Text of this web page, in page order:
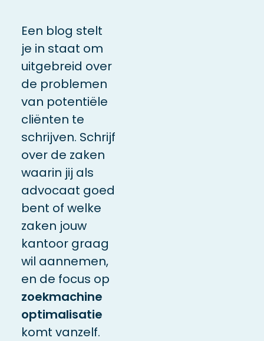
Een blog stelt
je in staat om
uitgebreid over
de problemen
van potentiële
cliënten te
schrijven. Schrijf
over de zaken
waarin jij als
advocaat goed
bent of welke
zaken jouw
kantoor graag
wil aannemen,
en de focus op
zoekmachine
optimalisatie
komt vanzelf.